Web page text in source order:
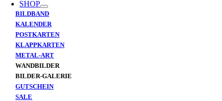
SHOP
BILDBAND
KALENDER
POSTKARTEN
KLAPPKARTEN
METAL-ART
WANDBILDER
BILDER-GALERIE
GUTSCHEIN
SALE